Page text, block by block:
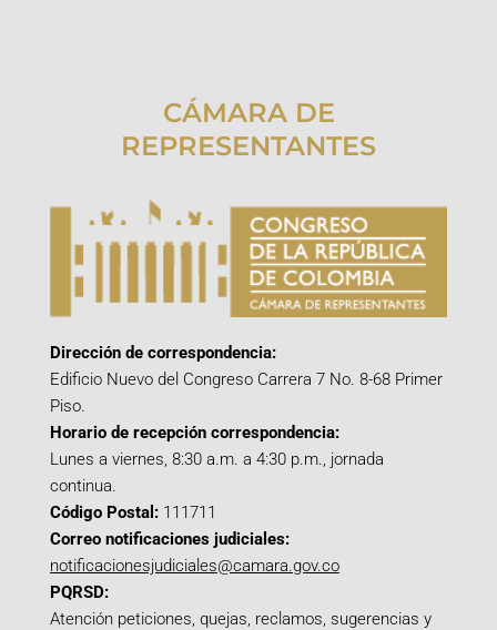
CÁMARA DE
REPRESENTANTES
Dirección de correspondencia:
Edificio Nuevo del Congreso Carrera 7 No. 8-68 Primer
Piso.
Horario de recepción correspondencia:
Lunes a viernes, 8:30 a.m. a 4:30 p.m., jornada
continua.
Código Postal: 111711
Correo notificaciones judiciales:
notificacionesjudiciales@camara.gov.co
PQRSD:
Atención peticiones, quejas, reclamos, sugerencias y